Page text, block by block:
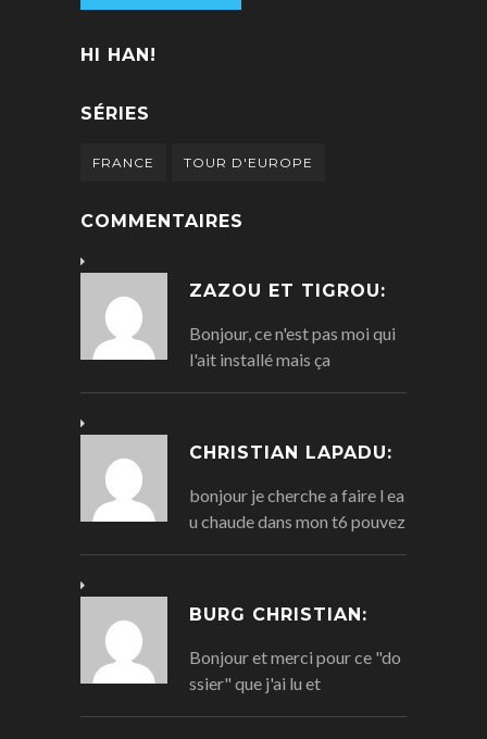
HI HAN!
SÉRIES
FRANCE TOUR D'EUROPE
COMMENTAIRES
ZAZOU ET TIGROU:
Bonjour, ce n'est pas moi qui
l'ait installé mais ça
CHRISTIAN LAPADU:
bonjour je cherche a faire l ea
u chaude dans mon t6 pouvez
BURG CHRISTIAN:
Bonjour et merci pour ce "do
ssier" que j'ai lu et